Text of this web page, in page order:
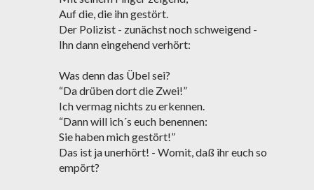
Auf die, die ihn gestört.
Der Polizist - zunächst noch schweigend -
Ihn dann eingehend verhört:
Was denn das Übel sei?
“Da drüben dort die Zwei!”
Ich vermag nichts zu erkennen.
“Dann will ich´s euch benennen:
Sie haben mich gestört!”
Das ist ja unerhört! - Womit, daß ihr euch so
empört?